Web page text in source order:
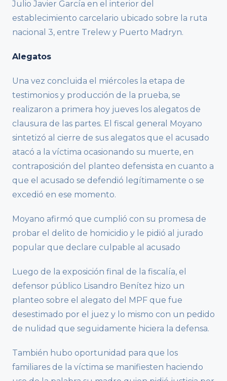
Julio Javier García en el interior del
establecimiento carcelario ubicado sobre la ruta
nacional 3, entre Trelew y Puerto Madryn.
Alegatos
Una vez concluida el miércoles la etapa de
testimonios y producción de la prueba, se
realizaron a primera hoy jueves los alegatos de
clausura de las partes. El fiscal general Moyano
sintetizó al cierre de sus alegatos que el acusado
atacó a la víctima ocasionando su muerte, en
contraposición del planteo defensista en cuanto a
que el acusado se defendió legítimamente o se
excedió en ese momento.
Moyano afirmó que cumplió con su promesa de
probar el delito de homicidio y le pidió al jurado
popular que declare culpable al acusado
Luego de la exposición final de la fiscalía, el
defensor público Lisandro Benítez hizo un
planteo sobre el alegato del MPF que fue
desestimado por el juez y lo mismo con un pedido
de nulidad que seguidamente hiciera la defensa.
También hubo oportunidad para que los
familiares de la víctima se manifiesten haciendo